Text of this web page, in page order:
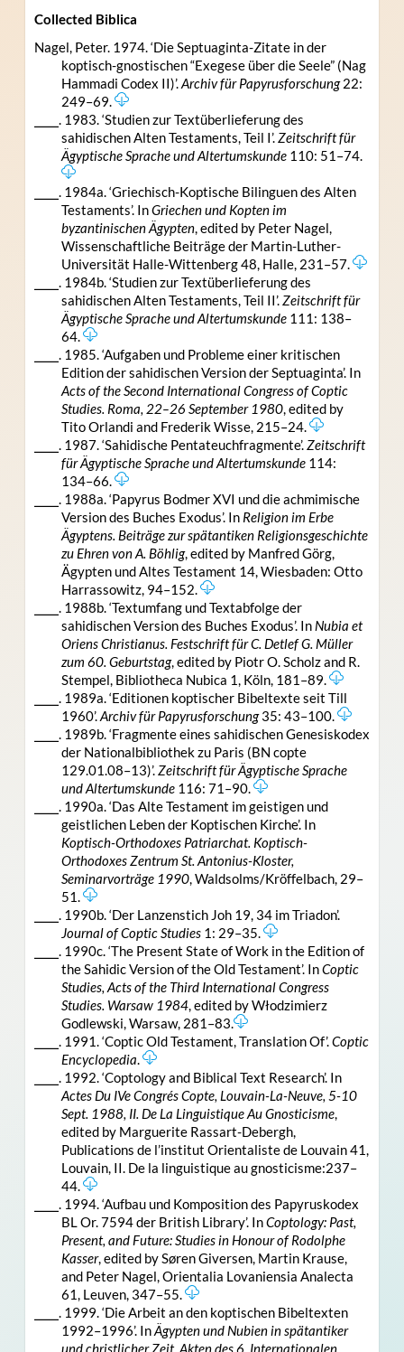
Collected Biblica
Nagel, Peter. 1974. ‘Die Septuaginta-Zitate in der
koptisch-gnostischen “Exegese über die Seele” (Nag
Hammadi Codex II)’.Archiv für Papyrusforschung22:
249–69.
⎯⎯⎯. 1983. ‘Studien zur Textüberlieferung des
sahidischen Alten Testaments, Teil I’.Zeitschrift für
Ägyptische Sprache und Altertumskunde 110: 51–74.
⎯⎯⎯. 1984a. ‘Griechisch-Koptische Bilinguen des Alten
Testaments’. InGriechen und Kopten im
byzantinischen Ägypten, edited by Peter Nagel,
Wissenschaftliche Beiträge der Martin-Luther-
Universität Halle-Wittenberg 48, Halle, 231–57.
⎯⎯⎯. 1984b. ‘Studien zur Textüberlieferung des
sahidischen Alten Testaments, Teil II’.Zeitschrift für
Ägyptische Sprache und Altertumskunde 111: 138–
64.
⎯⎯⎯. 1985. ‘Aufgaben und Probleme einer kritischen
Edition der sahidischen Version der Septuaginta’. In
Acts of the Second International Congress of Coptic
Studies. Roma, 22–26 September 1980, edited by
Tito Orlandi and Frederik Wisse, 215–24.
⎯⎯⎯. 1987. ‘Sahidische Pentateuchfragmente’.Zeitschrift
für Ägyptische Sprache und Altertumskunde 114:
134–66.
⎯⎯⎯. 1988a. ‘Papyrus Bodmer XVI und die achmimische
Version des Buches Exodus’. In Religion im Erbe
Ägyptens. Beiträge zur spätantiken Religionsgeschichte
zu Ehren von A. Böhlig, edited by Manfred Görg,
Ägypten und Altes Testament 14, Wiesbaden: Otto
Harrassowitz, 94–152.
⎯⎯⎯. 1988b. ‘Textumfang und Textabfolge der
sahidischen Version des Buches Exodus’. In Nubia et
Oriens Christianus. Festschrift für C. Detlef G. Müller
zum 60. Geburtstag, edited by Piotr O. Scholz and R.
Stempel, Bibliotheca Nubica 1, Köln, 181–89.
⎯⎯⎯. 1989a. ‘Editionen koptischer Bibeltexte seit Till
1960’.Archiv für Papyrusforschung35: 43–100.
⎯⎯⎯. 1989b. ‘Fragmente eines sahidischen Genesiskodex
der Nationalbibliothek zu Paris (BN copte
129.01.08–13)’.Zeitschrift für Ägyptische Sprache
und Altertumskunde 116: 71–90.
⎯⎯⎯. 1990a. ‘Das Alte Testament im geistigen und
geistlichen Leben der Koptischen Kirche’. In
Koptisch-Orthodoxes Patriarchat. Koptisch-
Orthodoxes Zentrum St. Antonius-Kloster,
Seminarvorträge 1990, Waldsolms/Kröffelbach, 29–
51.
⎯⎯⎯. 1990b. ‘Der Lanzenstich Joh 19, 34 im Triadon’.
Journal of Coptic Studies 1: 29–35.
⎯⎯⎯. 1990c. ‘The Present State of Work in the Edition of
the Sahidic Version of the Old Testament’. InCoptic
Studies, Acts of the Third International Congress
Studies. Warsaw 1984, edited by Włodzimierz
Godlewski, Warsaw, 281–83.
⎯⎯⎯. 1991. ‘Coptic Old Testament, Translation Of’.Coptic
Encyclopedia.
⎯⎯⎯. 1992. ‘Coptology and Biblical Text Research’. In
Actes Du IVe Congrés Copte, Louvain-La-Neuve, 5-10
Sept. 1988, II. De La Linguistique Au Gnosticisme,
edited by Marguerite Rassart-Debergh,
Publications de l’institut Orientaliste de Louvain 41,
Louvain, II. De la linguistique au gnosticisme:237–
44.
⎯⎯⎯. 1994. ‘Aufbau und Komposition des Papyruskodex
BL Or. 7594 der British Library’. InCoptology: Past,
Present, and Future: Studies in Honour of Rodolphe
Kasser, edited by Søren Giversen, Martin Krause,
and Peter Nagel, Orientalia Lovaniensia Analecta
61, Leuven, 347–55.
⎯⎯⎯. 1999. ‘Die Arbeit an den koptischen Bibeltexten
1992–1996’. InÄgypten und Nubien in spätantiker
und christlicher Zeit. Akten des 6. Internationalen